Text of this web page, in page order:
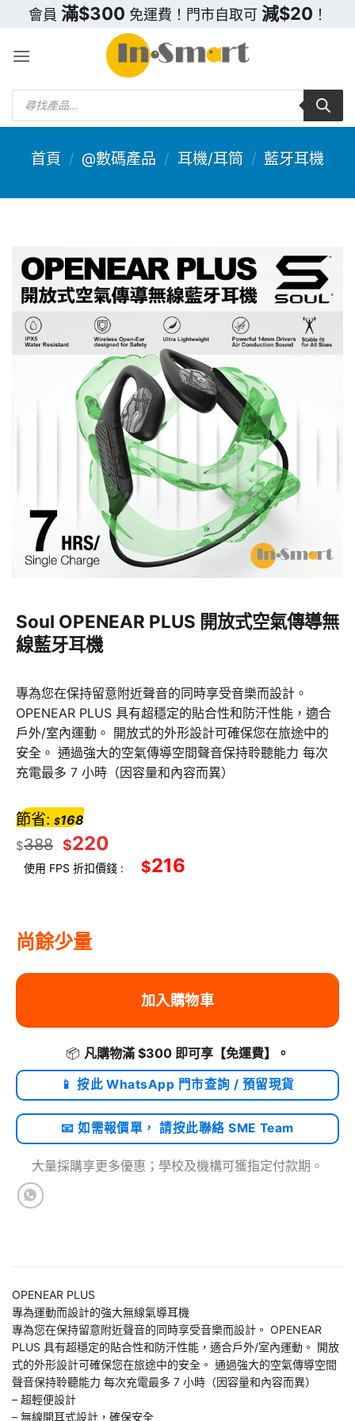
content
會員 滿$300 免運費！門市自取可 減$20 ！
Products
search
首頁 / @數碼產品 / 耳機/耳筒 / 藍牙耳機
Soul OPENEAR PLUS 開放式空氣傳導無
線藍牙耳機
專為您在保持留意附近聲音的同時享受音樂而設計。
OPENEAR PLUS 具有超穩定的貼合性和防汗性能，適合
戶外/室內運動。 開放式的外形設計可確保您在旅途中的
安全。 通過強大的空氣傳導空間聲音保持聆聽能力 每次
充電最多 7 小時（因容量和內容而異）
$388 $220
節省: $168
使用 FPS 折扣價錢 : $216
尚餘少量
加入購物車
📦 凡購物滿 $300 即可享 【免運費】 。
📱 按此 WhatsApp 門市查詢 / 預留現貨
📧 如需報價單， 請按此聯絡 SME Team
大量採購享更多優惠；學校及機構可獲指定付款期。
OPENEAR PLUS
專為運動而設計的強大無線氣導耳機
專為您在保持留意附近聲音的同時享受音樂而設計。 OPENEAR
PLUS 具有超穩定的貼合性和防汗性能，適合戶外/室內運動。 開放
式的外形設計可確保您在旅途中的安全。 通過強大的空氣傳導空間
聲音保持聆聽能力 每次充電最多 7 小時（因容量和內容而異）
– 超輕便設計
– 無線開耳式設計，確保安全